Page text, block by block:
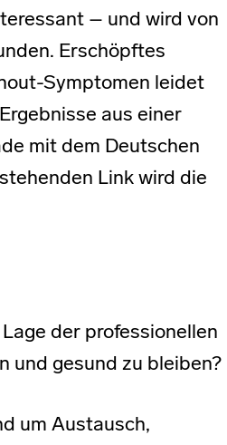
– und wird von
Erschöpftes
Symptomen leidet
aus einer
mit dem Deutschen
Link wird die
der professionellen
und gesund zu bleiben?
um Austausch,